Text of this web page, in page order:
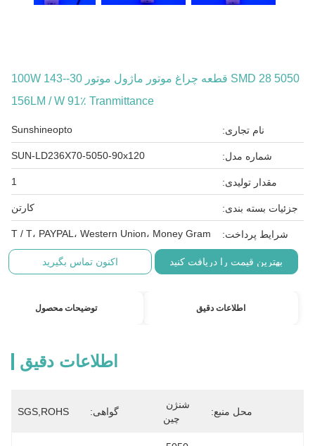
5050 SMD 28 قطعه چراغ موتور ماژول موتور 30-100W 143-
156LM / W 91٪ Tranmittance
نام تجاری: Sunshineopto
شماره مدل: SUN-LD236X70-5050-90x120
مقدار تولیدی: 1
جزئیات بسته بندی: کارتن
شرایط پرداخت: T / T، PAYPAL، Western Union، Money Gram
بهترین قیمت را دریافت کنید اکنون تماس بگیرید
اطلاعات دقیق توضیحات محصول
اطلاعات دقیق
محل منبع:
چین
گواهی: SGS,ROHS